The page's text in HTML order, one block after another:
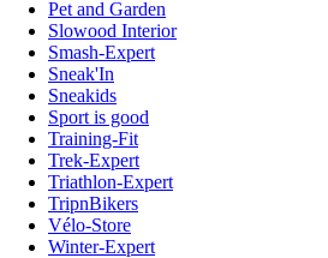
Pet and Garden
Slowood Interior
Smash-Expert
Sneak'In
Sneakids
Sport is good
Training-Fit
Trek-Expert
Triathlon-Expert
TripnBikers
Vélo-Store
Winter-Expert